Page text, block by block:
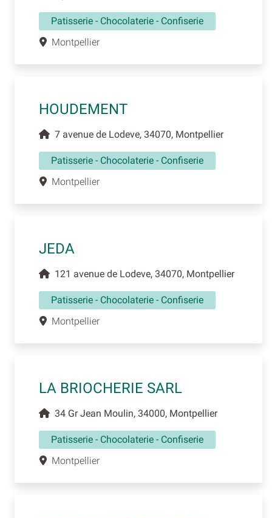
Patisserie - Chocolaterie - Confiserie
Montpellier
HOUDEMENT
7 avenue de Lodeve, 34070, Montpellier
Patisserie - Chocolaterie - Confiserie
Montpellier
JEDA
121 avenue de Lodeve, 34070, Montpellier
Patisserie - Chocolaterie - Confiserie
Montpellier
LA BRIOCHERIE SARL
34 Gr Jean Moulin, 34000, Montpellier
Patisserie - Chocolaterie - Confiserie
Montpellier